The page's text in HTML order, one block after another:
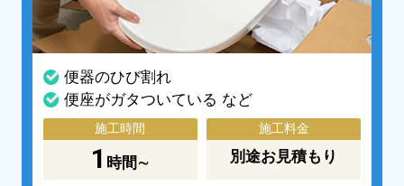
便器のひび割れ
便座がガタついている など
施工時間
1 時間∼
施工料金
別途お見積もり